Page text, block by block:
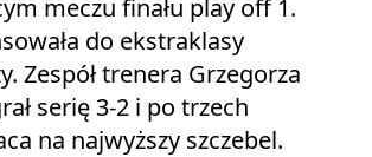
meczu finału play off 1.
do ekstraklasy
Zespół trenera Grzegorza
serię 3-2 i po trzech
na najwyższy szczebel.